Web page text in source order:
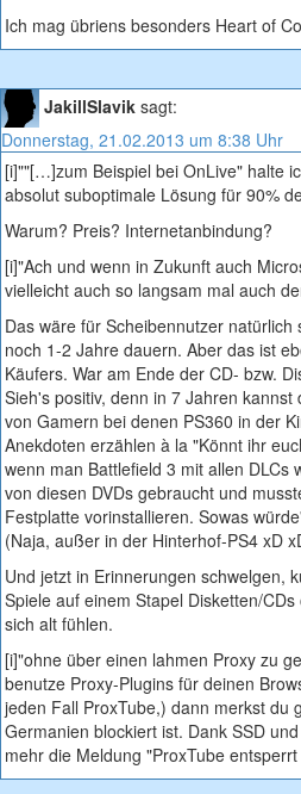
Ich mag übriens besonders Heart of
JakillSlavik sagt:
Donnerstag, 21.02.2013 um 8:38 Uhr
[i]""[…]zum Beispiel bei OnLive" halte
absolut suboptimale Lösung für 90%
Warum? Preis? Internetanbindung?
[i]"Ach und wenn in Zukunft auch
vielleicht auch so langsam mal auch
Das wäre für Scheibennutzer
noch 1-2 Jahre dauern. Aber das ist
Käufers. War am Ende der CD- bzw.
Sieh's positiv, denn in 7 Jahren
von Gamern bei denen PS360 in der
Anekdoten erzählen à la "Könnt ihr
wenn man Battlefield 3 mit allen DLCs
von diesen DVDs gebraucht und
Festplatte vorinstallieren. Sowas
(Naja, außer in der Hinterhof-PS4 xD
Und jetzt in Erinnerungen schwelgen,
Spiele auf einem Stapel Disketten/
sich alt fühlen.
[i]"ohne über einen lahmen Proxy zu
benutze Proxy-Plugins für deinen
jeden Fall ProxTube,) dann merkst du
Germanien blockiert ist. Dank SSD
mehr die Meldung "ProxTube